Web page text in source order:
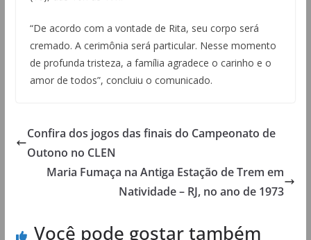
“De acordo com a vontade de Rita, seu corpo será
cremado. A cerimônia será particular. Nesse momento
de profunda tristeza, a família agradece o carinho e o
amor de todos”, concluiu o comunicado.
Confira dos jogos das finais do Campeonato de
Outono no CLEN
Maria Fumaça na Antiga Estação de Trem em
Natividade – RJ, no ano de 1973
Você pode gostar também